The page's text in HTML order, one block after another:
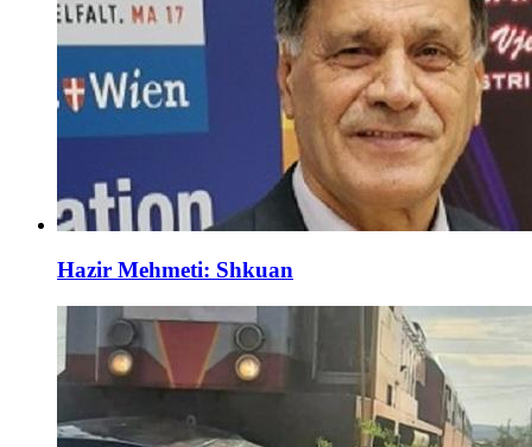
Hazir Mehmeti: Shkuan